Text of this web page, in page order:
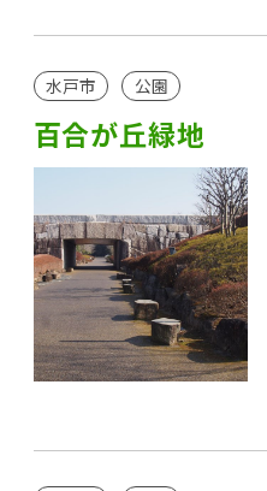
水戸市 公園
百合が丘緑地